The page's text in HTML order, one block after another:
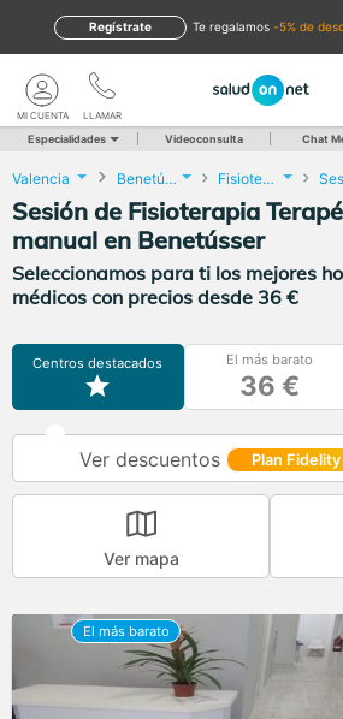
te regalamos -5% de
Regístrate
LLAMAR
MI CUENTA
Especialidades Videoconsulta Chat
Valencia Benetússer Fisioterapia
Sesión de Fisioterapia
manual en Benetússer
Seleccionamos para ti los mejores
médicos con precios desde 36 €
Centros destacados El más barato
36 €
Ver descuentos Plan Fidelity
Ver mapa